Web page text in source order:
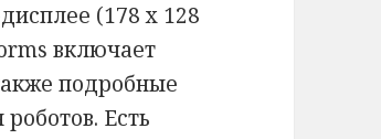
(178 х 128
включает
подробные
Есть